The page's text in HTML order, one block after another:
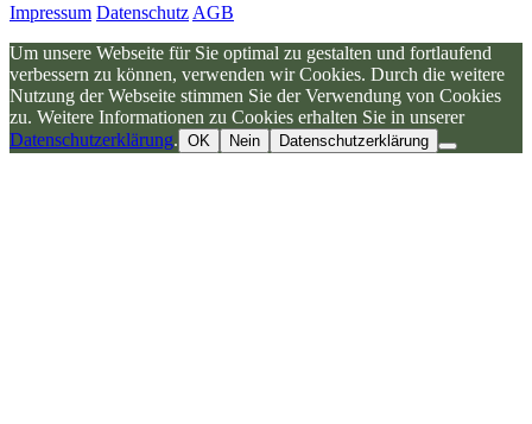
Impressum Datenschutz AGB
Um unsere Webseite für Sie optimal zu gestalten und fortlaufend
verbessern zu können, verwenden wir Cookies. Durch die weitere
Nutzung der Webseite stimmen Sie der Verwendung von Cookies
zu. Weitere Informationen zu Cookies erhalten Sie in unserer
Datenschutzerklärung. OK Nein Datenschutzerklärung